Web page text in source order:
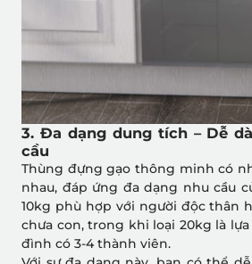
3. Đa dạng dung tích – Dễ
cầu
Thùng đựng gạo thông minh có
nhau, đáp ứng đa dạng nhu cầu
10kg phù hợp với người độc thân
chưa con, trong khi loại 20kg là
đình có 3-4 thành viên.